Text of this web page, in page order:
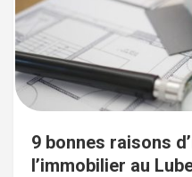
9 bonnes raisons
l’immobilier au